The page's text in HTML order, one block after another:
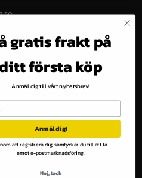
gratis frakt på
första köp
Anmäl dig till vårt nyhetsbrev!
Anmäl dig!
att registrera dig, samtycker du till att ta
emot e-postmarknadsföring.
Nej, tack